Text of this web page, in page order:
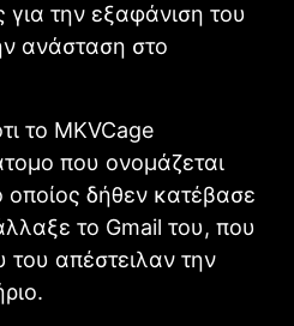
την εξαφάνιση του
ανάσταση στο
το ΜKVCage
που ονομάζεται
δήθεν κατέβασε
το Gmail του, που
του απέστειλαν την